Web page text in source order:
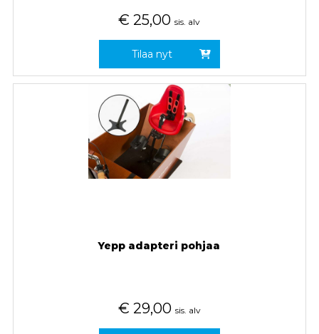
€ 25,00 sis. alv
Tilaa nyt
Yepp adapteri pohjaa
€ 29,00 sis. alv